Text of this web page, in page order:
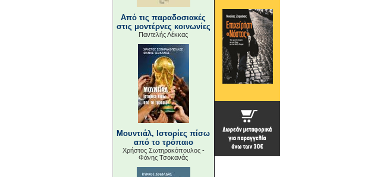
Από τις παραδοσιακές
στις μοντέρνες κοινωνίες
Παντελής Λέκκας
Μουντιάλ, Ιστορίες πίσω
από το τρόπαιο
Χρήστος Σωτηρακόπουλος -
Φάνης Τσοκανάς